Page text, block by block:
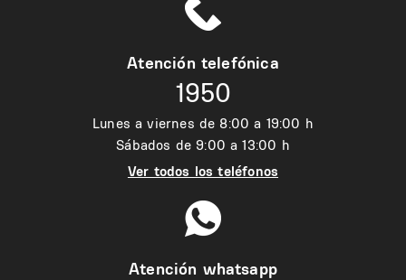
Atención telefónica
1950
Lunes a viernes de 8:00 a 19:00 h
Sábados de 9:00 a 13:00 h
Ver todos los teléfonos
Atención whatsapp